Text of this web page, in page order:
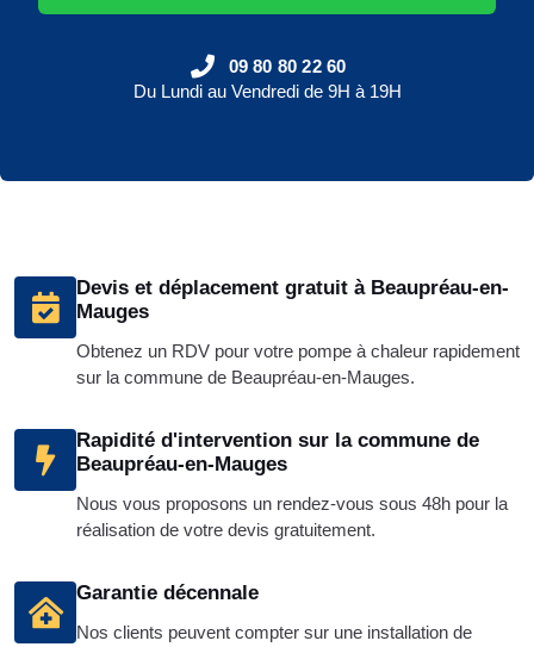
Devis et déplacement gratuit à Beaupréau-en-
Mauges
Obtenez un RDV pour votre pompe à chaleur rapidement
sur la commune de Beaupréau-en-Mauges.
Rapidité d'intervention sur la commune de
Beaupréau-en-Mauges
Nous vous proposons un rendez-vous sous 48h pour la
réalisation de votre devis gratuitement.
Garantie décennale
Nos clients peuvent compter sur une installation de
09 80 80 22 60
Du Lundi au Vendredi de 9H à 19H